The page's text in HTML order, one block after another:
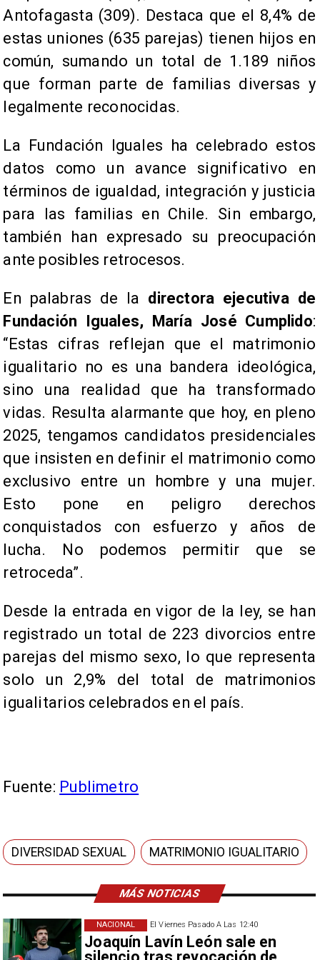
MÁS NOTICIAS
El Viernes Pasado A Las 12:40
Joaquín Lavín León sale en
NACIONAL
Antofagasta (309). Destaca que el 8,4% de
estas uniones (635 parejas) tienen hijos en
común, sumando un total de 1.189 niños
que forman parte de familias diversas y
legalmente reconocidas.
La Fundación Iguales ha celebrado estos
datos como un avance significativo en
términos de igualdad, integración y justicia
para las familias en Chile. Sin embargo,
también han expresado su preocupación
ante posibles retrocesos.
En palabras de la directora ejecutiva de
Fundación Iguales, María José Cumplido:
“Estas cifras reflejan que el matrimonio
igualitario no es una bandera ideológica,
sino una realidad que ha transformado
vidas. Resulta alarmante que hoy, en pleno
2025, tengamos candidatos presidenciales
que insisten en definir el matrimonio como
exclusivo entre un hombre y una mujer.
Esto pone en peligro derechos
conquistados con esfuerzo y años de
lucha. No podemos permitir que se
retroceda”.
Desde la entrada en vigor de la ley, se han
registrado un total de 223 divorcios entre
parejas del mismo sexo, lo que representa
solo un 2,9% del total de matrimonios
igualitarios celebrados en el país.
Fuente: Publimetro
DIVERSIDAD SEXUAL MATRIMONIO IGUALITARIO